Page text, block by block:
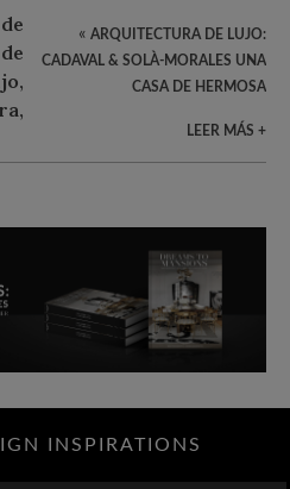
« ARQUITECTURA DE LUJO:
CADAVAL & SOLÀ-MORALES UNA
CASA DE HERMOSA
LEER MÁS +
INSPIRATIONS